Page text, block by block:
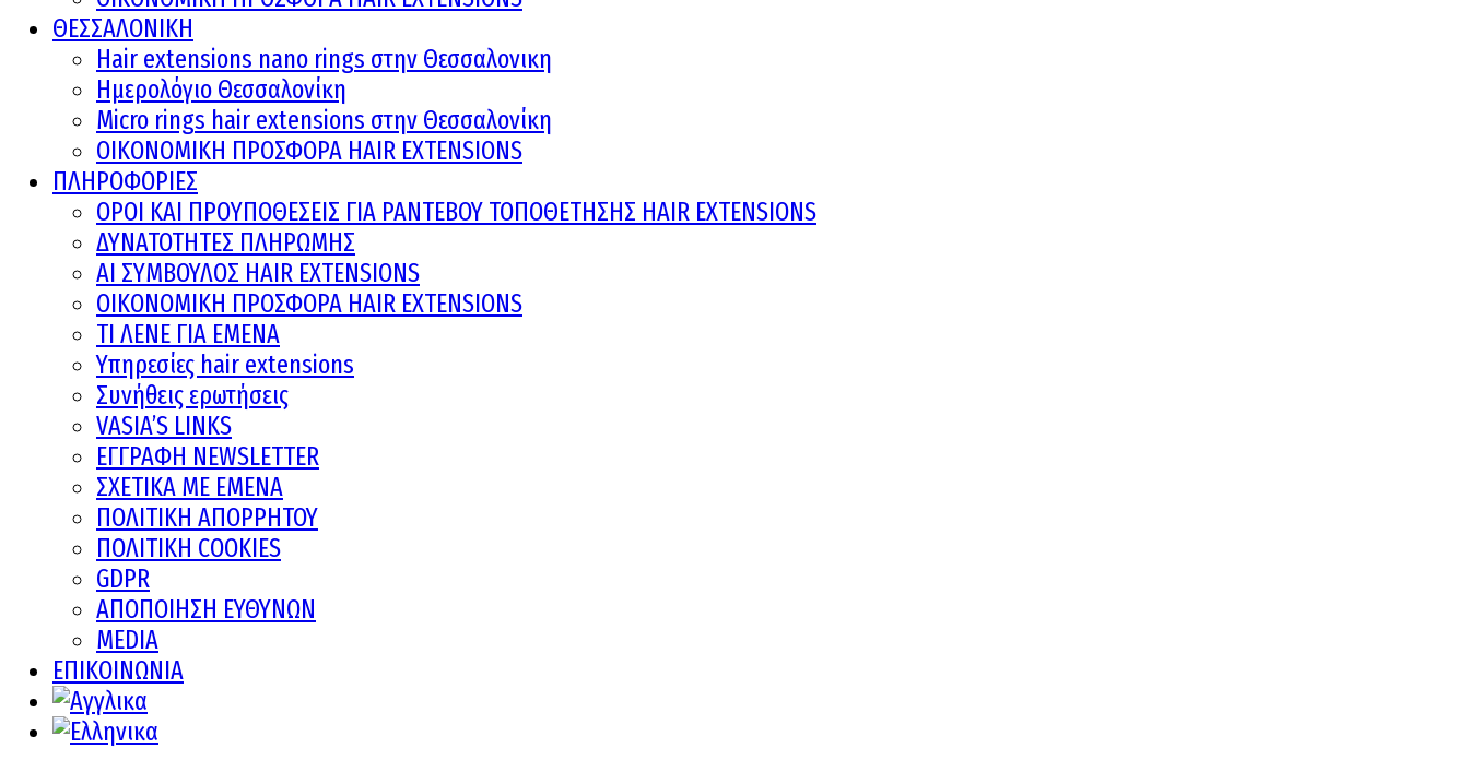
ΘΕΣΣΑΛΟΝΙΚΗ
Hair extensions nano rings στην Θεσσαλονικη
Ημερολόγιο Θεσσαλονίκη
Micro rings hair extensions στην Θεσσαλονίκη
ΟΙΚΟΝΟΜΙΚΗ ΠΡΟΣΦΟΡΑ HAIR EXTENSIONS
ΠΛΗΡΟΦΟΡΙΕΣ
ΟΡΟΙ ΚΑΙ ΠΡOΥΠΟΘΕΣΕΙΣ ΓΙΑ ΡΑΝΤΕΒΟΥ ΤΟΠΟΘΕΤΗΣΗΣ HAIR EXTENSIONS
ΔΥΝΑΤΟΤΗΤΕΣ ΠΛΗΡΩΜΗΣ
AI ΣΥΜΒΟΥΛΟΣ HAIR EXTENSIONS
ΟΙΚΟΝΟΜΙΚΗ ΠΡΟΣΦΟΡΑ HAIR EXTENSIONS
ΤΙ ΛΕΝΕ ΓΙΑ ΕΜΕΝΑ
Υπηρεσίες hair extensions
Συνήθεις ερωτήσεις
VASIA’S LINKS
ΕΓΓΡΑΦΗ NEWSLETTER
ΣΧΕΤΙΚΑ ΜΕ ΕΜΕΝΑ
ΠΟΛΙΤΙΚΗ ΑΠΟΡΡΗΤΟΥ
ΠΟΛΙΤΙΚΗ COOKIES
GDPR
ΑΠΟΠΟΙΗΣΗ ΕΥΘΥΝΩΝ
MEDIA
ΕΠΙΚΟΙΝΩΝΙΑ